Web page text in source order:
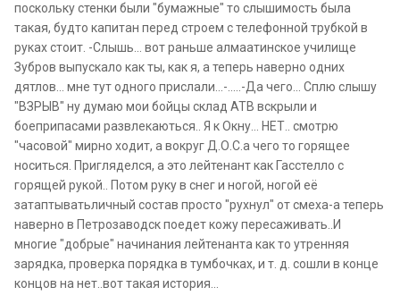
поскольку стенки были "бумажные" то слышимость была
такая, будто капитан перед строем с телефонной трубкой в
руках стоит. -Слышь... вот раньше алмаатинское училище
Зубров выпускало как ты, как я, а теперь наверно одних
дятлов... мне тут одного прислали...-.....-Да чего... Сплю слышу
"ВЗРЫВ" ну думаю мои бойцы склад АТВ вскрыли и
боеприпасами развлекаються.. Я к Окну... НЕТ.. смотрю
"часовой" мирно ходит, а вокруг Д.О.С.а чего то горящее
носиться. Пригляделся, а это лейтенант как Гасстелло с
горящей рукой.. Потом руку в снег и ногой, ногой её
затаптыватьличный состав просто "рухнул" от смеха-а теперь
наверно в Петрозаводск поедет кожу пересаживать..И
многие "добрые" начинания лейтенанта как то утренняя
зарядка, проверка порядка в тумбочках, и т. д. сошли в конце
концов на нет..вот такая история...